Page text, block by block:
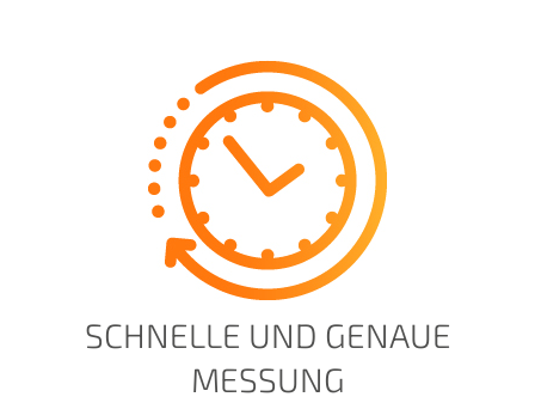
SCHNELLE UND GENAUE
MESSUNG